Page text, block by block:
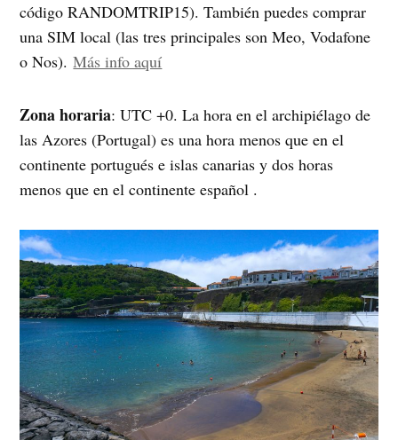
código RANDOMTRIP15). También puedes comprar
una SIM local (las tres principales son Meo, Vodafone
o Nos).Más info aquí
Zona horaria: UTC +0. La hora en el archipiélago de
las Azores (Portugal) es una hora menos que en el
continente portugués e islas canarias y dos horas
menos que en el continente español .